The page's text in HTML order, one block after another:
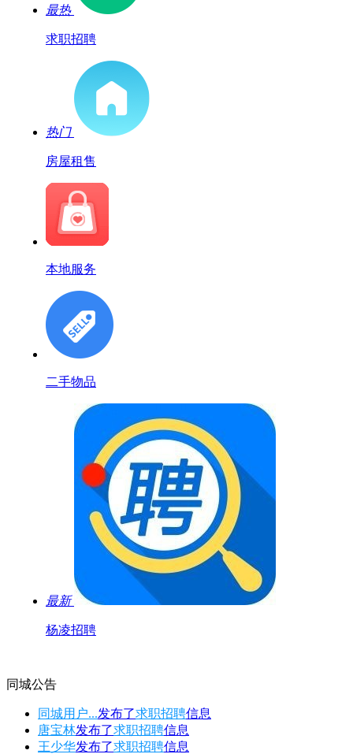
最热
求职招聘
热门
房屋租售
本地服务
二手物品
最新
杨凌招聘
同城公告
同城用户...发布了求职招聘信息
唐宝林发布了求职招聘信息
王少华发布了求职招聘信息